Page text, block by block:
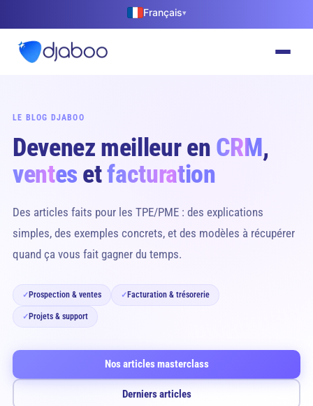
Français▾
LE BLOG DJABOO
Devenez meilleur en CRM,
ventes etfacturation
Des articles faits pour les TPE/PME : des explications
simples, des exemples concrets, et des modèles à récupérer
quand ça vous fait gagner du temps.
✓ Prospection & ventes ✓ Facturation & trésorerie
✓ Projets & support
Nos articles masterclass
Derniers articles